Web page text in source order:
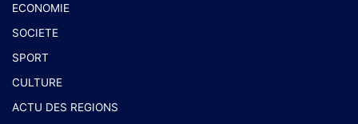
ECONOMIE
SOCIETE
SPORT
CULTURE
ACTU DES REGIONS